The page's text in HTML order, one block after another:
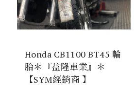
Honda CB1100 BT45 輪
胎＊『益隆車業』＊
【SYM經銷商 】